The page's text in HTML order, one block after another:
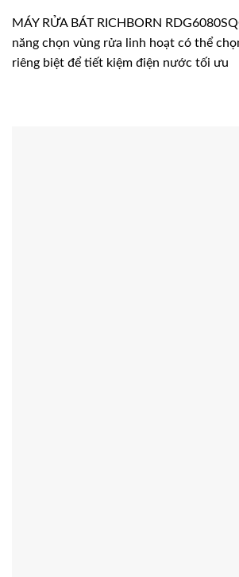
MÁY RỬA BÁT RICHBORN
năng chọn vùng rửa linh hoạt có thể
riêng biệt để tiết kiệm điện nước tối ưu